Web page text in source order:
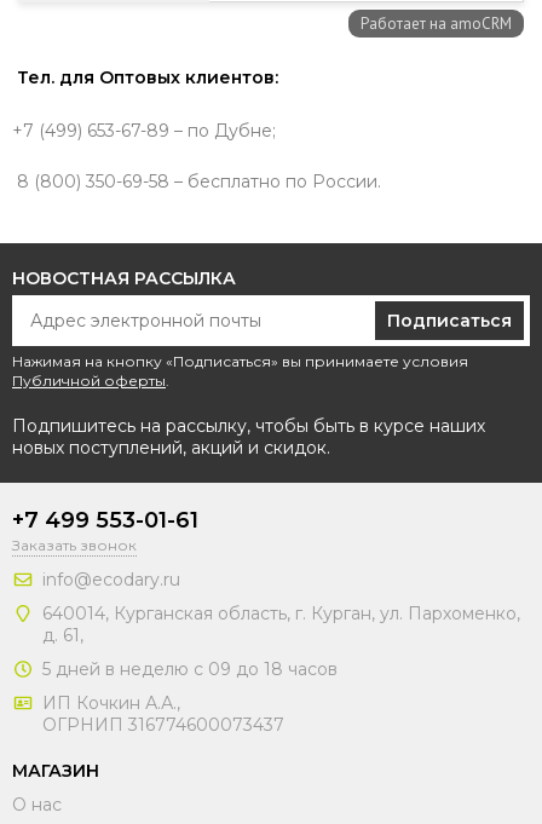
Тел. для Оптовых клиентов:
+7 (499) 653-67-89 – по Дубне;
8 (800) 350-69-58 – бесплатно по России.
НОВОСТНАЯ РАССЫЛКА
Подписаться
Нажимая на кнопку «Подписаться» вы принимаете условия
Публичной оферты.
Подпишитесь на рассылку, чтобы быть в курсе наших
новых поступлений, акций и скидок.
+7 499 553-01-61
Заказать звонок
info@ecodary.ru
640014, Курганская область, г. Курган, ул. Пархоменко,
д. 61,
5 дней в неделю с 09 до 18 часов
ИП Кочкин А.А.,
ОГРНИП 316774600073437
МАГАЗИН
О нас